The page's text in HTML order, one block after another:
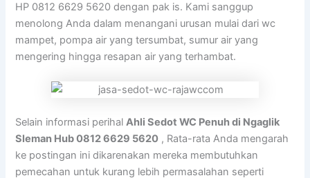
HP 0812 6629 5620 dengan pak is. Kami sanggup
menolong Anda dalam menangani urusan mulai dari wc
mampet, pompa air yang tersumbat, sumur air yang
mengering hingga resapan air yang terhambat.
Selain informasi perihalAhli Sedot WC Penuh di Ngaglik
Sleman Hub 0812 6629 5620 , Rata-rata Anda mengarah
ke postingan ini dikarenakan mereka membutuhkan
pemecahan untuk kurang lebih permasalahan seperti